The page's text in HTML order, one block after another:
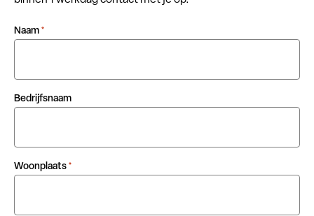
Naam *
Bedrijfsnaam
Woonplaats *